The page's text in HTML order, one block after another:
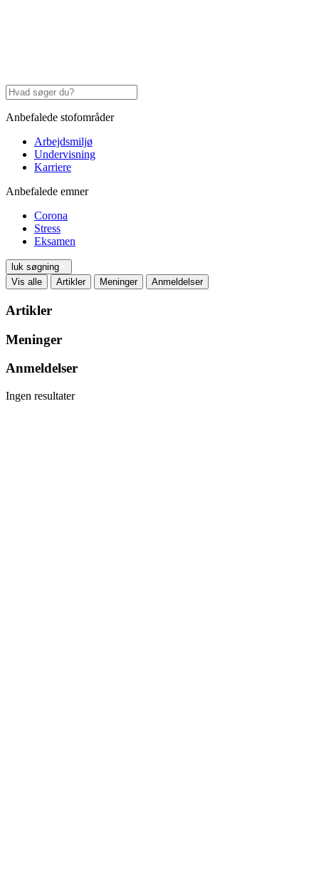
Anbefalede stofområder
Arbejdsmiljø
Undervisning
Karriere
Anbefalede emner
Corona
Stress
Eksamen
luk søgning
Vis alle
Artikler Meninger Anmeldelser
Artikler
Meninger
Anmeldelser
Ingen resultater